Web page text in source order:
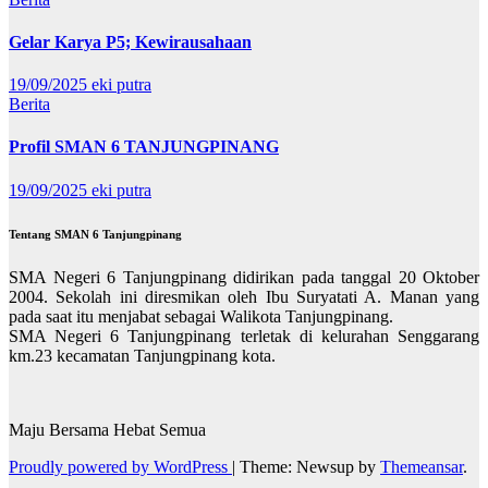
Gelar Karya P5; Kewirausahaan
19/09/2025 eki putra
Berita
Profil SMAN 6 TANJUNGPINANG
19/09/2025 eki putra
Tentang SMAN 6 Tanjungpinang
SMA Negeri 6 Tanjungpinang didirikan pada tanggal 20 Oktober
2004. Sekolah ini diresmikan oleh Ibu Suryatati A. Manan yang
pada saat itu menjabat sebagai Walikota Tanjungpinang.
SMA Negeri 6 Tanjungpinang terletak di kelurahan Senggarang
km.23 kecamatan Tanjungpinang kota.
Maju Bersama Hebat Semua
Proudly powered by WordPress | Theme: Newsup by Themeansar.